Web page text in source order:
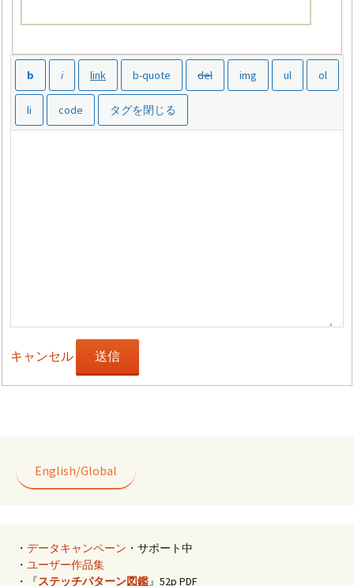
キャンセル 送信
English/Global
・ データキャンペーン ・サポート中
・ ユーザー作品集
・『ステッチパターン図鑑』52p PDF